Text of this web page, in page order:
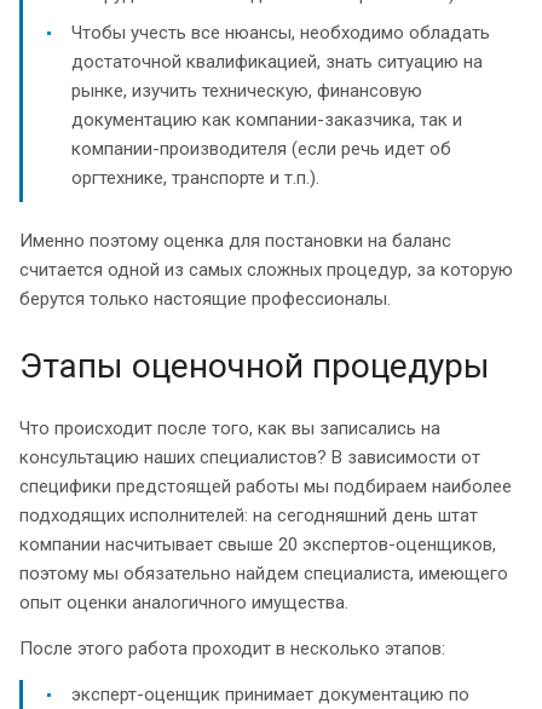
Чтобы учесть все нюансы, необходимо обладать
достаточной квалификацией, знать ситуацию на
рынке, изучить техническую, финансовую
документацию как компании-заказчика, так и
компании-производителя (если речь идет об
оргтехнике, транспорте и т.п.).
Именно поэтому оценка для постановки на баланс
считается одной из самых сложных процедур, за которую
берутся только настоящие профессионалы.
Этапы оценочной процедуры
Что происходит после того, как вы записались на
консультацию наших специалистов? В зависимости от
специфики предстоящей работы мы подбираем наиболее
подходящих исполнителей: на сегодняшний день штат
компании насчитывает свыше 20 экспертов-оценщиков,
поэтому мы обязательно найдем специалиста, имеющего
опыт оценки аналогичного имущества.
После этого работа проходит в несколько этапов:
эксперт-оценщик принимает документацию по